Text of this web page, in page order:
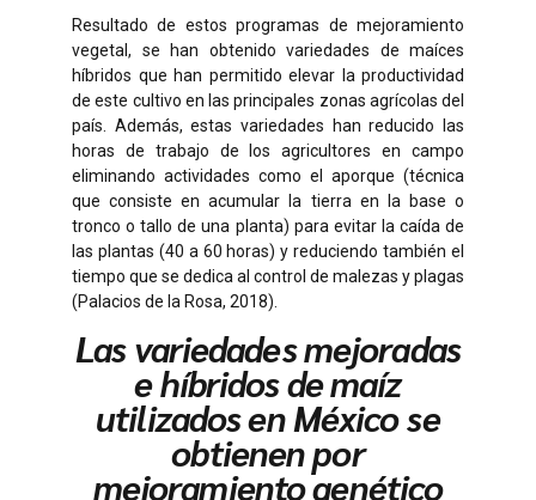
Resultado de estos programas de mejoramiento
vegetal, se han obtenido variedades de maíces
híbridos que han permitido elevar la productividad
de este cultivo en las principales zonas agrícolas del
país. Además, estas variedades han reducido las
horas de trabajo de los agricultores en campo
eliminando actividades como el aporque (técnica
que consiste en acumular la tierra en la base o
tronco o tallo de una planta) para evitar la caída de
las plantas (40 a 60 horas) y reduciendo también el
tiempo que se dedica al control de malezas y plagas
(Palacios de la Rosa, 2018).
Las variedades mejoradas
e híbridos de maíz
utilizados en México se
obtienen por
mejoramiento genético